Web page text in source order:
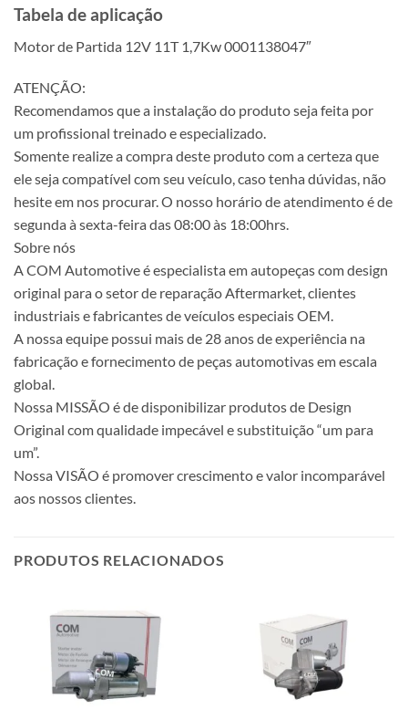
Tabela de aplicação
Motor de Partida 12V 11T 1,7Kw 0001138047″
ATENÇÃO:
Recomendamos que a instalação do produto seja feita por
um profissional treinado e especializado.
Somente realize a compra deste produto com a certeza que
ele seja compatível com seu veículo, caso tenha dúvidas, não
hesite em nos procurar. O nosso horário de atendimento é de
segunda à sexta-feira das 08:00 às 18:00hrs.
Sobre nós
A COM Automotive é especialista em autopeças com design
original para o setor de reparação Aftermarket, clientes
industriais e fabricantes de veículos especiais OEM.
A nossa equipe possui mais de 28 anos de experiência na
fabricação e fornecimento de peças automotivas em escala
global.
Nossa MISSÃO é de disponibilizar produtos de Design
Original com qualidade impecável e substituição “um para
um”.
Nossa VISÃO é promover crescimento e valor incomparável
aos nossos clientes.
PRODUTOS RELACIONADOS